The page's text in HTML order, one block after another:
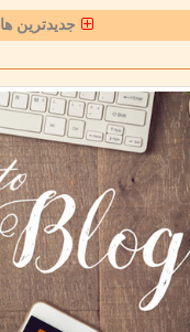
جدیدترین ها